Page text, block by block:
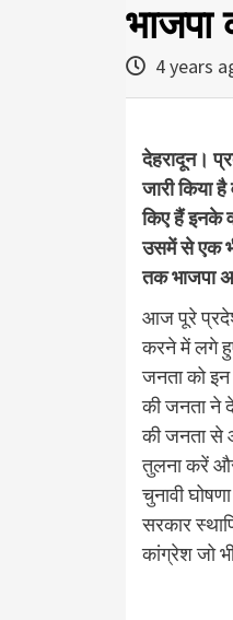
भाजपा
4 years
देहरादून।
जारी किया
किए हैं इनके
उसमें से एक भी
तक भाजपा
आज पूरे
करने में लगे
जनता को
की जनता ने
की जनता से
तुलना करें
चुनावी
सरकार
कांग्रेश जो